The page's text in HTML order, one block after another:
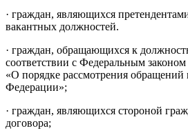
· граждан, являющихся
вакантных должностей.
· граждан, обращающихся к
соответствии с Федеральным
«О порядке рассмотрения обращений
Федерации»;
· граждан, являющихся стороной
договора;